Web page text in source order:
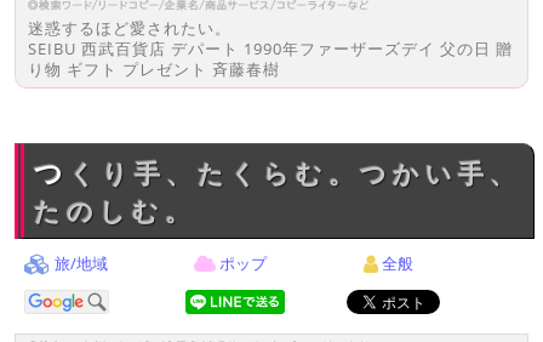
迷惑するほど愛されたい。
SEIBU 西武百貨店 デパート 1990年ファーザーズデイ 父の日 贈
り物 ギフト プレゼント 斉藤春樹
つくり手、たくらむ。つかい手、
たのしむ。
旅/地域 ポップ 全般